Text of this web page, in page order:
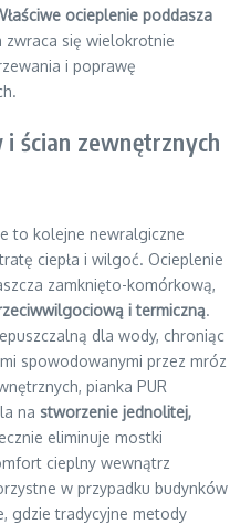
ocieplenie poddasza
się wielokrotnie
i poprawę
ścian zewnętrznych
to kolejne newralgiczne
ciepła i wilgoć. Ocieplenie
zamknięto-komórkową,
i termiczną.
dla wody, chroniąc
spowodowanymi przez mróz
pianka PUR
na stworzenie jednolitej,
eliminuje mostki
cieplny wewnątrz
w przypadku budynków
gdzie tradycyjne metody